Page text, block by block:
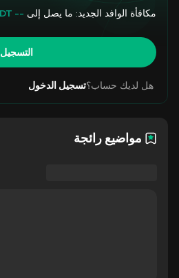
مكافأة الوافد الجديد: ما يصل إلى -- USDT
التسجيل
هل لديك حساب؟تسجيل الدخول
مواضيع رائجة